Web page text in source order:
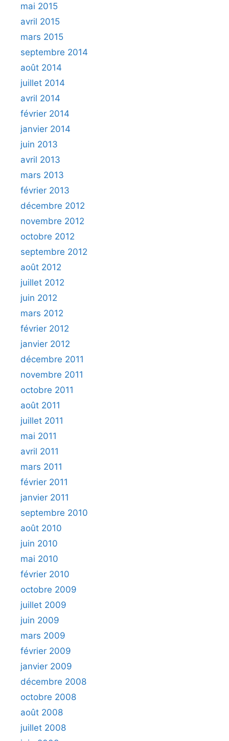
mai 2015
avril 2015
mars 2015
septembre 2014
août 2014
juillet 2014
avril 2014
février 2014
janvier 2014
juin 2013
avril 2013
mars 2013
février 2013
décembre 2012
novembre 2012
octobre 2012
septembre 2012
août 2012
juillet 2012
juin 2012
mars 2012
février 2012
janvier 2012
décembre 2011
novembre 2011
octobre 2011
août 2011
juillet 2011
mai 2011
avril 2011
mars 2011
février 2011
janvier 2011
septembre 2010
août 2010
juin 2010
mai 2010
février 2010
octobre 2009
juillet 2009
juin 2009
mars 2009
février 2009
janvier 2009
décembre 2008
octobre 2008
août 2008
juillet 2008